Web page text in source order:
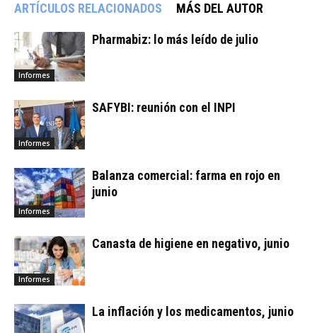
ARTÍCULOS RELACIONADOS MÁS DEL AUTOR
Informes
Pharmabiz: lo más leído de julio
Informes
SAFYBI: reunión con el INPI
Informes
Balanza comercial: farma en rojo en
junio
Informes
Canasta de higiene en negativo, junio
La inflación y los medicamentos, junio